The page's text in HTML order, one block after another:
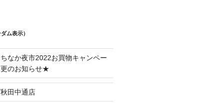
ム表示）
なか夜市2022お買物キャンペー
のお知らせ★
田中通店